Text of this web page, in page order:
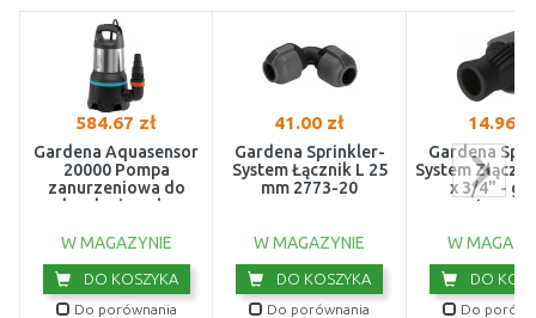
584.67 zł
Gardena Aquasensor
20000 Pompa
zanurzeniowa do
brudnej wody
9044-20
W MAGAZYNIE
DO KOSZYKA
Do porównania
41.00 zł
Gardena Sprinkler-
System Łącznik L 25
mm 2773-20
W MAGAZYNIE
DO KOSZYKA
Do porównania
14.96
Gardena
System
x 3/4" -
wewnętrzny
W
DO
Do